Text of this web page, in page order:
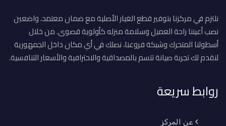
نلتزم في مركزنا بتوفير قطع الغيار الأصلية مع ضمان معتمد، واضعين
نصب أعيننا راحة العميل وسلامة منزله كأولوية قصوى. من خلال
أسطولنا المتحرك وشبكة فروعنا، نصلك في أي مكان داخل الجمهورية
لنقدم لك تجربة صيانة تتسم بالمصداقية والاحترافية والأسعار التنافسية.
روابط سريعة
عن المركز